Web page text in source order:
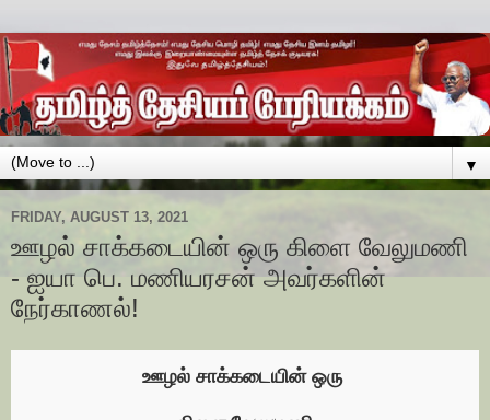
▼
FRIDAY, AUGUST 13, 2021
ஊழல் சாக்கடையின் ஒரு கிளை வேலுமணி
- ஐயா பெ. மணியரசன் அவர்களின்
நேர்காணல்!
ஊழல் சாக்கடையின் ஒரு